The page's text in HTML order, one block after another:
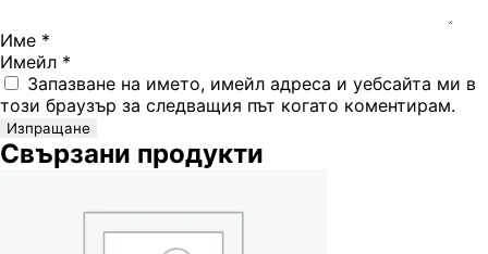
Име *
Имейл *
Запазване на името, имейл адреса и уебсайта ми в
този браузър за следващия път когато коментирам.
Свързани продукти